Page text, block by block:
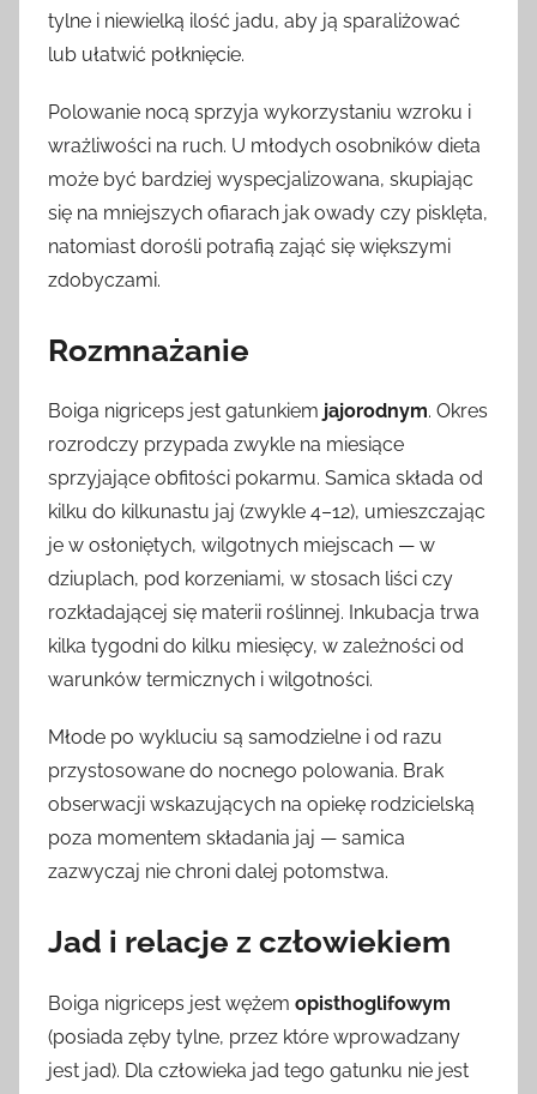
tylne i niewielką ilość jadu, aby ją sparaliżować
lub ułatwić połknięcie.
Polowanie nocą sprzyja wykorzystaniu wzroku i
wrażliwości na ruch. U młodych osobników dieta
może być bardziej wyspecjalizowana, skupiając
się na mniejszych ofiarach jak owady czy pisklęta,
natomiast dorośli potrafią zająć się większymi
zdobyczami.
Rozmnażanie
Boiga nigriceps jest gatunkiem jajorodnym. Okres
rozrodczy przypada zwykle na miesiące
sprzyjające obfitości pokarmu. Samica składa od
kilku do kilkunastu jaj (zwykle 4–12), umieszczając
je w osłoniętych, wilgotnych miejscach — w
dziuplach, pod korzeniami, w stosach liści czy
rozkładającej się materii roślinnej. Inkubacja trwa
kilka tygodni do kilku miesięcy, w zależności od
warunków termicznych i wilgotności.
Młode po wykluciu są samodzielne i od razu
przystosowane do nocnego polowania. Brak
obserwacji wskazujących na opiekę rodzicielską
poza momentem składania jaj — samica
zazwyczaj nie chroni dalej potomstwa.
Jad i relacje z człowiekiem
Boiga nigriceps jest wężem opisthoglifowym
(posiada zęby tylne, przez które wprowadzany
jest jad). Dla człowieka jad tego gatunku nie jest